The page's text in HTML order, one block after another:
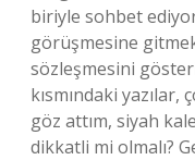
biriyle sohbet
görüşmesine
sözleşmesini
kısmındaki yazılar,
göz attım, siyah
dikkatli mi olmalı?